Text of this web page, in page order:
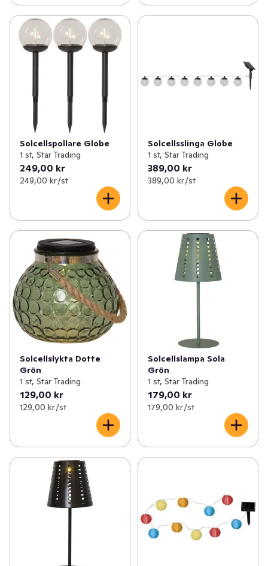
Solcellspollare Globe
1 st, Star Trading
249,00 kr
249,00 kr /st
Solcellsslinga Globe
1 st, Star Trading
389,00 kr
389,00 kr /st
Solcellslykta Dotte
Grön
1 st, Star Trading
129,00 kr
129,00 kr /st
Solcellslampa Sola
Grön
1 st, Star Trading
179,00 kr
179,00 kr /st